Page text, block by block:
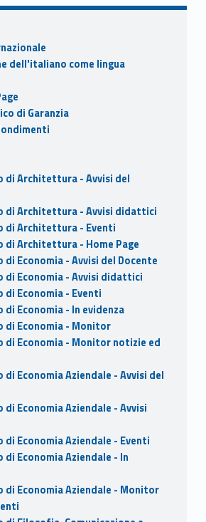
e
dell'italiano come lingua
di Garanzia
di Architettura - Avvisi del
di Architettura - Avvisi didattici
di Architettura - Eventi
di Architettura - Home Page
Economia - Avvisi del Docente
di Economia - Avvisi didattici
Economia - Eventi
Economia - In evidenza
di Economia - Monitor
di Economia - Monitor notizie ed
Economia Aziendale - Avvisi del
Economia Aziendale - Avvisi
Economia Aziendale - Eventi
Economia Aziendale - In
di Economia Aziendale - Monitor